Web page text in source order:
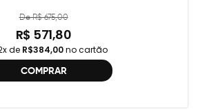
De R$ 675,00
R$ 571,80
de R$384,00no cartão
COMPRAR